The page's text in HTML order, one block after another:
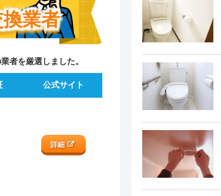
業者
者を厳選しました。
公式サイト
詳細